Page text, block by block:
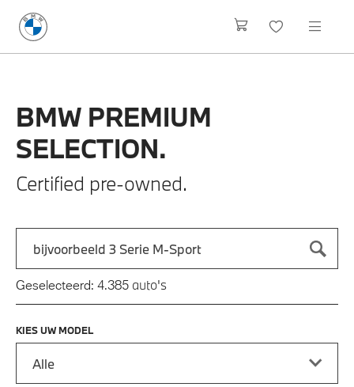
BMW PREMIUM
SELECTION.
Certified pre-owned.
Zoek naar een automodel, bijvoorbeeld 3 Serie M-Sport
Typ een automodel in en druk op enter om te zoeken
Geselecteerd: 4.385 auto's
KIES UW MODEL